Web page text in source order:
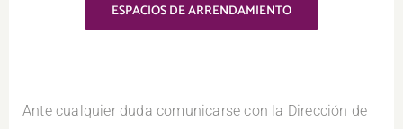
ESPACIOS DE ARRENDAMIENTO
Ante cualquier duda comunicarse con la Dirección de